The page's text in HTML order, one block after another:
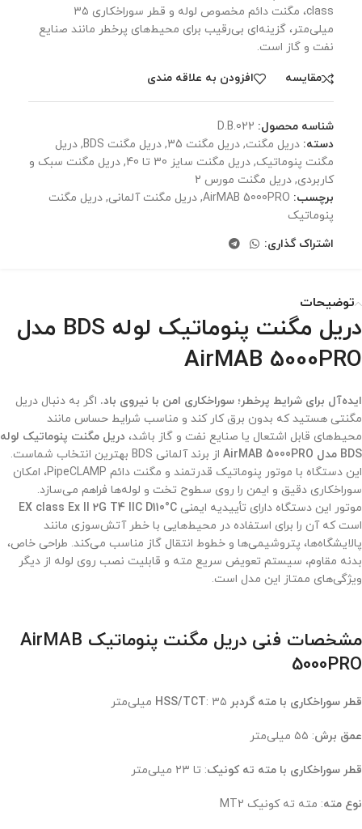
class، مگنت دائم مخصوص لوله و قطر سوراخکاری ۳۵
میلی‌متر، گزینه‌ای بی‌رقیب برای محیط‌های پرخطر مانند صنایع
نفت و گاز است.
مقايسه افزودن به علاقه مندی
شناسه محصول: D.B.022
دسته: دریل مگنت, دریل مگنت 35 , دریل مگنت BDS , دریل
مگنت پنوماتیک, دریل مگنت سایز 30 تا 40 , دریل مگنت سبک و
کاربردی, دریل مگنت مورس 2
برچسب: AirMAB 5000PRO
, دریل مگنت آلمانی, دریل مگنت
پنوماتیک
اشتراک گذاری:
توضیحات
دریل مگنت پنوماتیک لوله BDS مدل
AirMAB 5000PRO
ایده‌آل برای شرایط پرخطر؛ سوراخکاری امن با نیروی باد. اگر به دنبال دریل
مگنتی هستید که بدون برق کار کند و مناسب شرایط حساس مانند
محیط‌های قابل اشتعال یا صنایع نفت و گاز باشد، دریل مگنت پنوماتیک لوله
BDS مدل AirMAB 5000PRO
از برند آلمانی BDS بهترین انتخاب شماست.
این دستگاه با موتور پنوماتیک قدرتمند و مگنت دائم PipeCLAMP، امکان
سوراخکاری دقیق و ایمن را روی سطوح تخت و لوله‌ها فراهم می‌سازد.
موتور این دستگاه دارای تأییدیه ایمنی EX class Ex II 2G T4 IIC D110°C
است که آن را برای استفاده در محیط‌هایی با خطر آتش‌سوزی مانند
پالایشگاه‌ها، پتروشیمی‌ها و خطوط انتقال گاز مناسب می‌کند. طراحی خاص،
بدنه مقاوم، سیستم تعویض سریع مته و قابلیت نصب روی لوله از دیگر
ویژگی‌های ممتاز این مدل است.
مشخصات فنی دریل مگنت پنوماتیک AirMAB
5000PRO
قطر سوراخکاری با مته گردبر HSS/TCT : ۳۵ میلی‌متر
عمق برش: ۵۵ میلی‌متر
قطر سوراخکاری با مته ته کونیک: تا ۲۳ میلی‌متر
نوع مته: مته ته کونیک MT2